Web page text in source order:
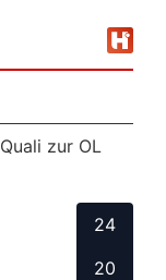
zur OL
24
20